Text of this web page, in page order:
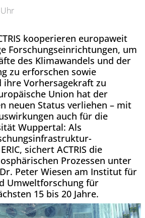
kooperieren europaweit
Forschungseinrichtungen, um
des Klimawandels und der
zu erforschen sowie
ihre Vorhersagekraft zu
Union hat der
neuen Status verliehen – mit
auch für die
Wuppertal: Als
sichert ACTRIS die
Prozessen unter
Peter Wiesen am Institut für
Umweltforschung für
15 bis 20 Jahre.